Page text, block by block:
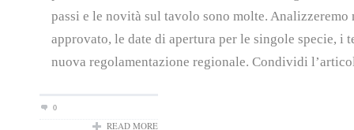
passi e le novità sul tavolo sono molte.
approvato, le date di apertura per le singole specie, i
nuova regolamentazione regionale. Condividi
0
READ MORE